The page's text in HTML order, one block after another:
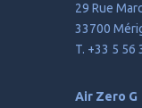
29 Rue
33700
T. +33 5 56
Air Zero G